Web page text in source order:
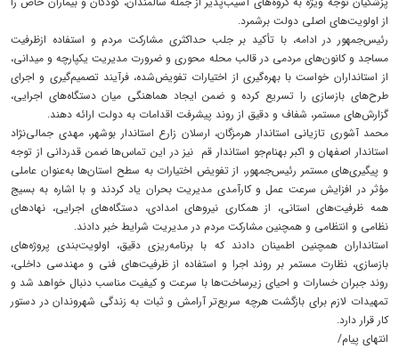
از اولویت‌های اصلی دولت برشمرد.
رئیس‌جمهور در ادامه، با تأکید بر جلب حداکثری مشارکت مردم و استفاده ازظرفیت
مساجد و کانون‌های مردمی در قالب محله محوری و ضرورت مدیریت یکپارچه و میدانی،
از استانداران خواست با بهره‌گیری از اختیارات تفویض‌شده، فرآیند تصمیم‌گیری و اجرای
طرح‌های بازسازی را تسریع کرده و ضمن ایجاد هماهنگی میان دستگاه‌های اجرایی،
گزارش‌های مستمر، شفاف و دقیق از روند پیشرفت اقدامات به دولت ارائه دهند.
محمد آشوری تازیانی استاندار هرمزگان، ارسلان زارع استاندار بوشهر، مهدی جمالی‌نژاد
استاندار اصفهان و اکبر بهنام‌جو استاندار قم نیز در این تماس‌ها ضمن قدردانی از توجه
و پیگیری‌های مستمر رئیس‌جمهور، از تفویض اختیارات به سطح استان‌ها به‌عنوان عاملی
مؤثر در افزایش سرعت عمل و کارآمدی مدیریت بحران یاد کردند و با اشاره به بسیج
همه ظرفیت‌های استانی، از همکاری نیروهای امدادی، دستگاه‌های اجرایی، نهادهای
نظامی و انتظامی و همچنین مشارکت مردم در مدیریت شرایط خبر دادند.
استانداران همچنین اطمینان دادند که با برنامه‌ریزی دقیق، اولویت‌بندی پروژه‌های
بازسازی، نظارت مستمر بر روند اجرا و استفاده از ظرفیت‌های فنی و مهندسی داخلی،
روند جبران خسارات و احیای زیرساخت‌ها با سرعت و کیفیت مناسب دنبال خواهد شد و
تمهیدات لازم برای بازگشت هرچه سریع‌تر آرامش و ثبات به زندگی شهروندان در دستور
کار قرار دارد.
انتهای پیام/